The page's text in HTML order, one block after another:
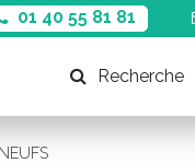
01 40 55 81 81
Recherche